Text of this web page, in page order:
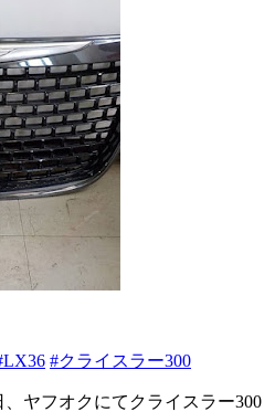
#クライスラー300
ヤフオクにてクライスラー300